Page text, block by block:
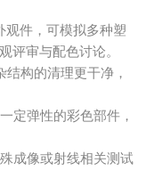
观件，可模拟多种塑
评审与配色讨论。
结构的清理更干净，
定弹性的彩色部件，
成像或射线相关测试